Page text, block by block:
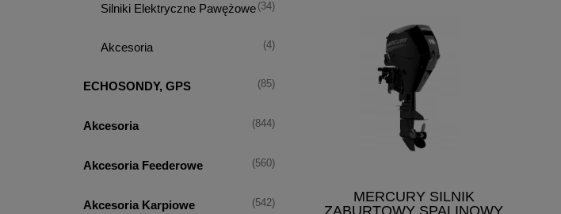
Silniki Elektryczne Pawężowe (34)
Akcesoria (4)
ECHOSONDY, GPS (85)
Akcesoria (844)
Akcesoria Feederowe (560)
Akcesoria Karpiowe (542)
MERCURY SILNIK